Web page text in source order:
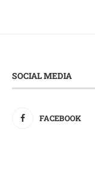
SOCIAL MEDIA
FACEBOOK